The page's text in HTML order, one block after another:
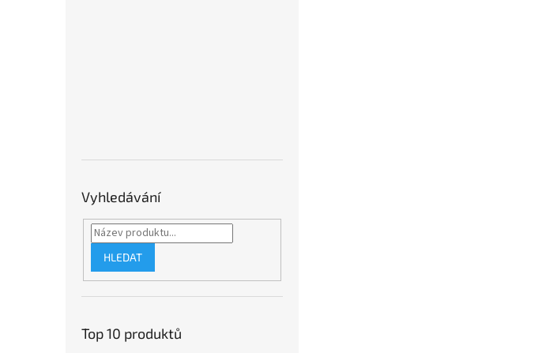
Vyhledávání
HLEDAT
Top 10 produktů